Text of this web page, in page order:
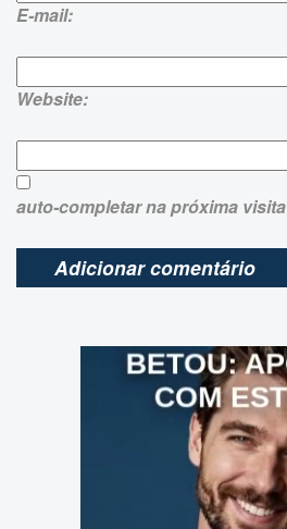
E-mail:
Website:
auto-completar na próxima visita